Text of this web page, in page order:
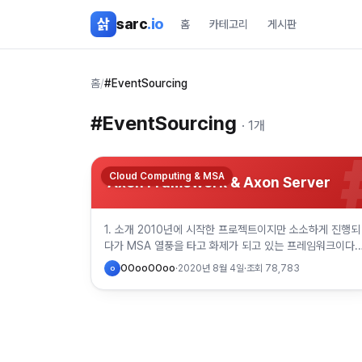
삵 sarc.io 홈 카테고리 게시판
홈/#EventSourcing
#EventSourcing · 1개
Axon Framework & Axon Server
Cloud Computing & MSA
1. 소개 2010년에 시작한 프로젝트이지만 소소하게 진행되
다가 MSA 열풍을 타고 화제가 되고 있는 프레임워크이다.
2. Axon Framework DDD 기반으로 이벤트 소싱,
를 구현할…
O OOooOOoo·2020년 8월 4일·조회 78,783